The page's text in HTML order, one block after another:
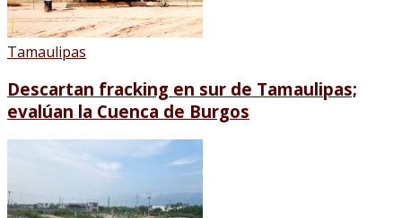
Tamaulipas
Descartan fracking en sur de Tamaulipas;
evalúan la Cuenca de Burgos